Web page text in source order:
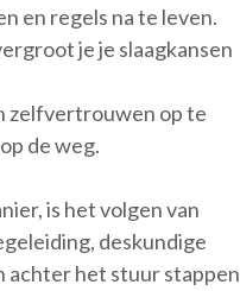
en regels na te leven.
je je slaagkansen
zelfvertrouwen op te
de weg.
is het volgen van
deskundige
het stuur stappen